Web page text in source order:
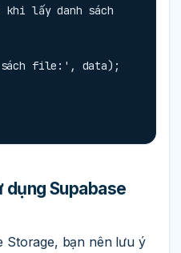
dụng Supabase
Storage, bạn nên lưu ý